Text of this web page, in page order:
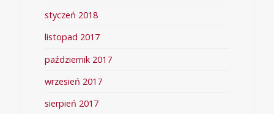
styczeń 2018
listopad 2017
październik 2017
wrzesień 2017
sierpień 2017